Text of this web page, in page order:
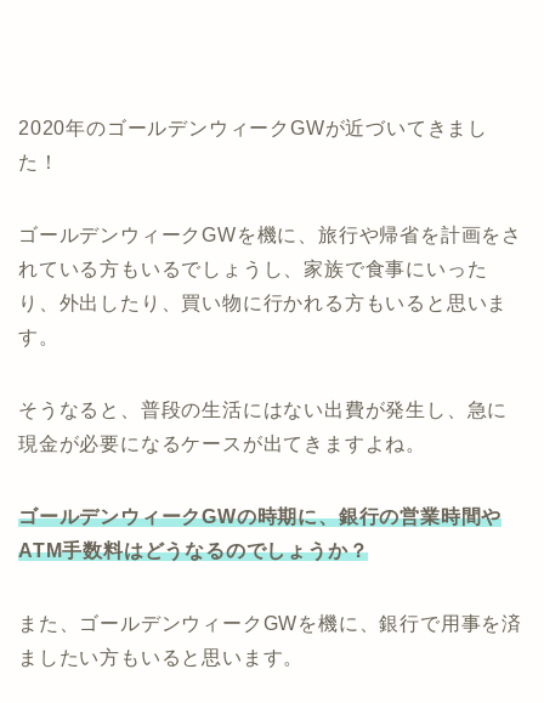
2020年のゴールデンウィークGWが近づいてきまし
た！
ゴールデンウィークGWを機に、旅行や帰省を計画をさ
れている方もいるでしょうし、家族で食事にいった
り、外出したり、買い物に行かれる方もいると思いま
す。
そうなると、普段の生活にはない出費が発生し、急に
現金が必要になるケースが出てきますよね。
ゴールデンウィークGWの時期に、銀行の営業時間や
ATM手数料はどうなるのでしょうか？
また、ゴールデンウィークGWを機に、銀行で用事を済
ましたい方もいると思います。